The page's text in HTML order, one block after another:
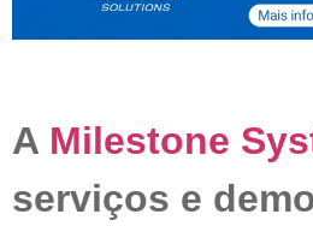
A Milestone
serviços e